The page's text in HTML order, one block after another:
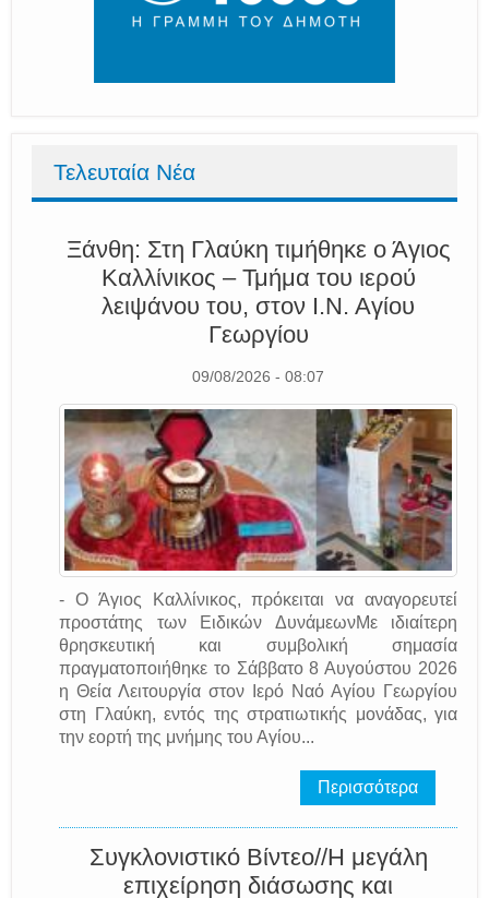
Τελευταία Νέα
Ξάνθη: Στη Γλαύκη τιμήθηκε ο Άγιος
Καλλίνικος – Τμήμα του ιερού
λειψάνου του, στον Ι.Ν. Αγίου
Γεωργίου
09/08/2026 - 08:07
- Ο Άγιος Καλλίνικος, πρόκειται να αναγορευτεί
προστάτης των Ειδικών ΔυνάμεωνΜε ιδιαίτερη
θρησκευτική και συμβολική σημασία
πραγματοποιήθηκε το Σάββατο 8 Αυγούστου 2026
η Θεία Λειτουργία στον Ιερό Ναό Αγίου Γεωργίου
στη Γλαύκη, εντός της στρατιωτικής μονάδας, για
την εορτή της μνήμης του Αγίου...
Περισσότερα
Συγκλονιστικό Βίντεο//Η μεγάλη
επιχείρηση διάσωσης και